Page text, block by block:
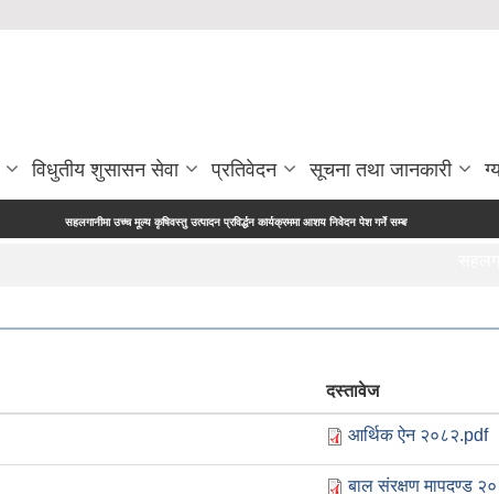
विधुतीय शुसासन सेवा प्रतिवेदन सूचना तथा जानकारी
सहलगानीमा उच्च मूल्य कृषिवस्तु उत्पादन प्रविर्द्धन कार्यक्रममा आशय निवेदन पेश गर्ने सम्बन्धी सूचना |
दस्तावेज
आर्थिक ऐन २०८२.pdf
बाल संरक्षण मापदण्ड